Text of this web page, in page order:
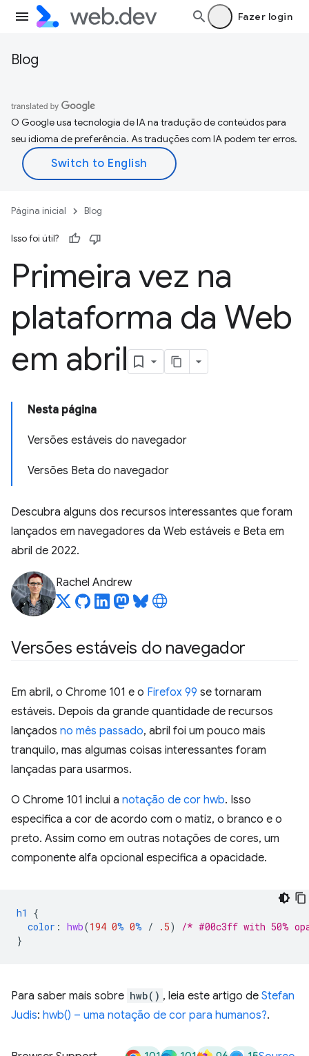
Fazer login
Blog
O Google usa tecnologia de IA na tradução de conteúdos para
seu idioma de preferência. As traduções com IA podem ter erros.
Página inicial Blog
Isso foi útil?
Primeira vez na
plataforma da Web
em abril
Nesta página
Versões estáveis do navegador
Versões Beta do navegador
Descubra alguns dos recursos interessantes que foram
lançados em navegadores da Web estáveis e Beta em
abril de 2022.
Rachel Andrew
Versões estáveis do navegador
Em abril, o Chrome 101 e o Firefox 99 se tornaram
estáveis. Depois da grande quantidade de recursos
lançados no mês passado, abril foi um pouco mais
tranquilo, mas algumas coisas interessantes foram
lançadas para usarmos.
O Chrome 101 inclui a notação de cor hwb. Isso
especifica a cor de acordo com o matiz, o branco e o
preto. Assim como em outras notações de cores, um
componente alfa opcional especifica a opacidade.
h1
{
color : hwb(194 0% 0% / .5)
/* #00c3ff with 50%
}
Para saber mais sobre hwb() , leia este artigo de Stefan
Judis: hwb() – uma notação de cor para humanos?.